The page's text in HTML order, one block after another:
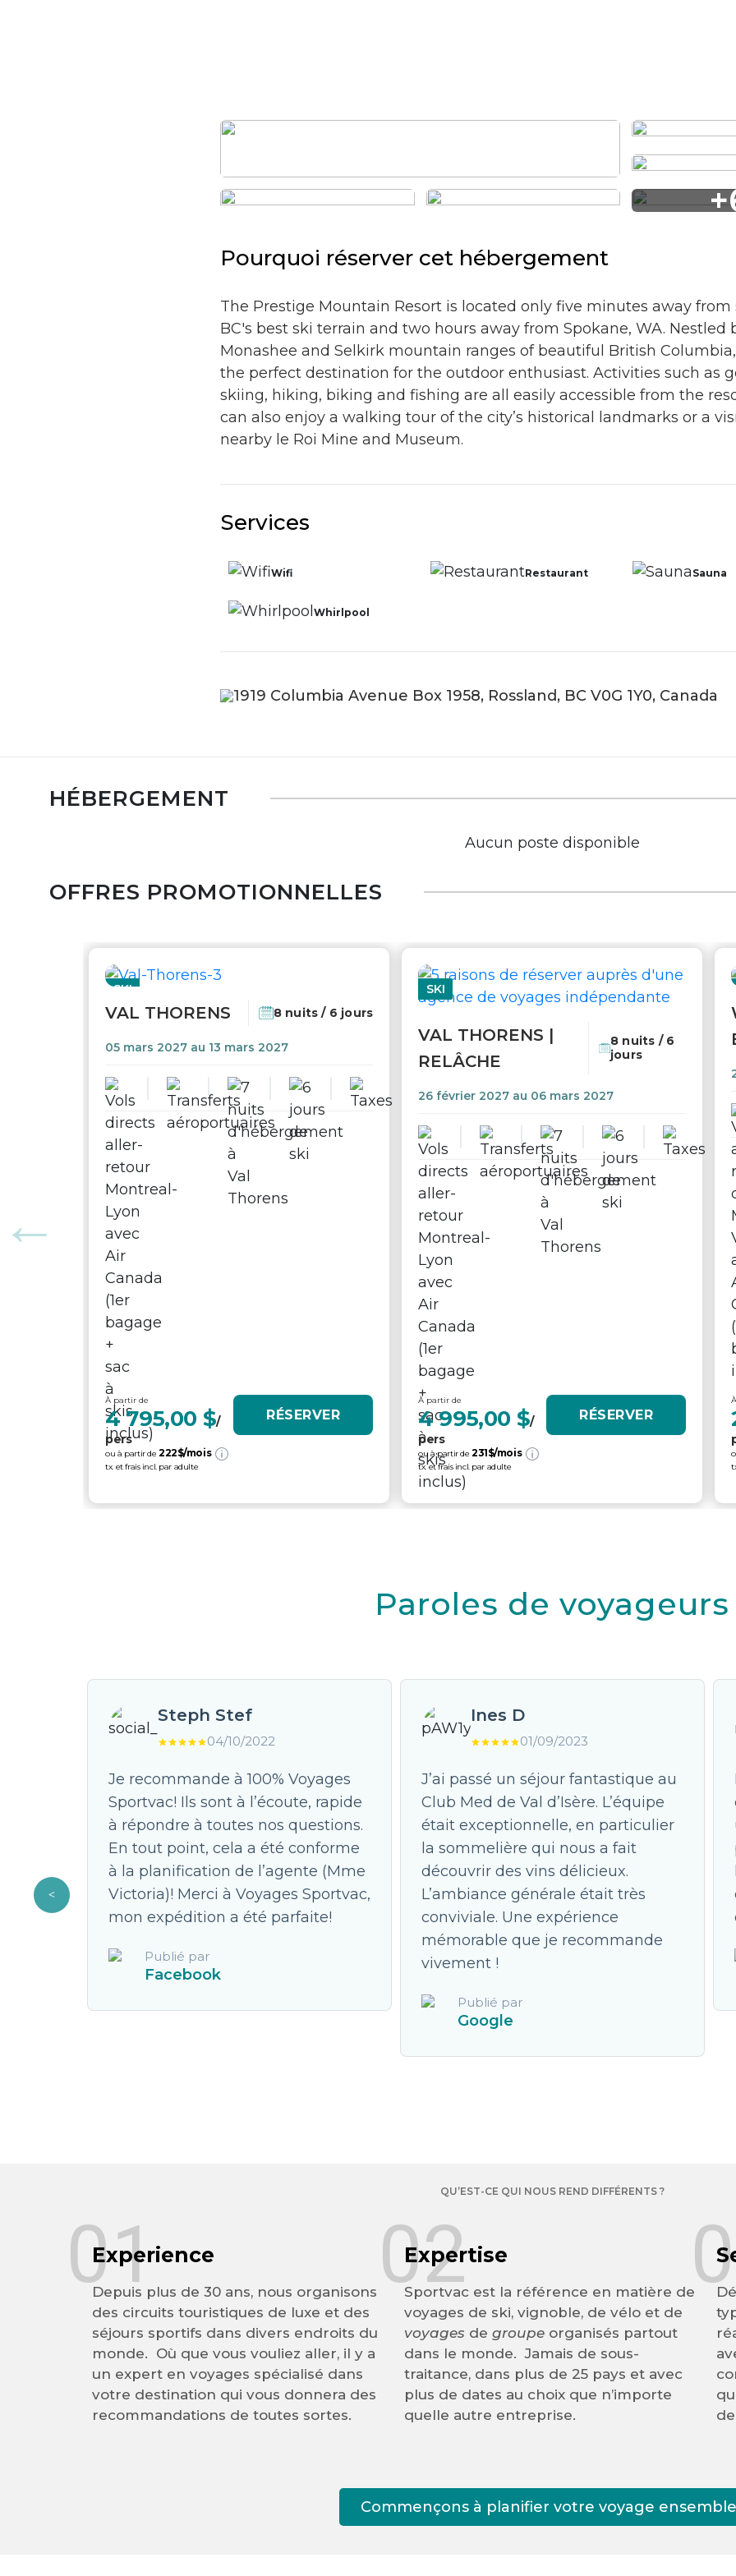
Pourquoi réserver cet hébergement
The Prestige Mountain Resort is located only five minutes away from
BC's best ski terrain and two hours away from Spokane, WA. Nestled
Monashee and Selkirk mountain ranges of beautiful British
the perfect destination for the outdoor enthusiast. Activities such as
skiing, hiking, biking and fishing are all easily accessible from the
can also enjoy a walking tour of the city’s historical landmarks or a
nearby le Roi Mine and Museum.
Services
Wifi Restaurant Sauna
Whirlpool
1919 Columbia Avenue Box 1958, Rossland, BC V0G 1Y0, Canada
HÉBERGEMENT
Aucun poste disponible
OFFRES PROMOTIONNELLES
SKI
VAL THORENS 8 nuits / 6 jours
05 mars 2027 au 13 mars 2027
À partir de
4 795,00 $/
pers
ou à partir de 222$/mois
tx. et frais incl. par adulte
RÉSERVER
SKI
VAL THORENS |
RELÂCHE
8 nuits / 6
jours
26 février 2027 au 06 mars 2027
À partir de
4 995,00 $/
pers
ou à partir de 231$/mois
tx. et frais incl. par adulte
RÉSERVER
Paroles de voyageurs
pour
faute.
Steph Stef
04/10/2022
Je recommande à 100% Voyages
Sportvac! Ils sont à l’écoute, rapide
à répondre à toutes nos questions.
En tout point, cela a été conforme
à la planification de l’agente (Mme
Victoria)! Merci à Voyages Sportvac,
mon expédition a été parfaite!
Publié par
Facebook
Ines D
01/09/2023
J’ai passé un séjour fantastique au
Club Med de Val d’Isère. L’équipe
était exceptionnelle, en particulier
la sommelière qui nous a fait
découvrir des vins délicieux.
L’ambiance générale était très
conviviale. Une expérience
mémorable que je recommande
vivement !
Publié par
Google
QU’EST-CE QUI NOUS REND DIFFÉRENTS ?
Experience
Depuis plus de 30 ans, nous organisons
des circuits touristiques de luxe et des
séjours sportifs dans divers endroits du
monde. Où que vous vouliez aller, il y a
un expert en voyages spécialisé dans
votre destination qui vous donnera des
recommandations de toutes sortes.
01 Expertise
Sportvac est la référence en matière de
voyages de ski, vignoble, de vélo et de
voyages de groupeorganisés partout
dans le monde. Jamais de sous-
traitance, dans plus de 25 pays et avec
plus de dates au choix que n’importe
quelle autre entreprise.
02
Commençons à planifier votre voyage